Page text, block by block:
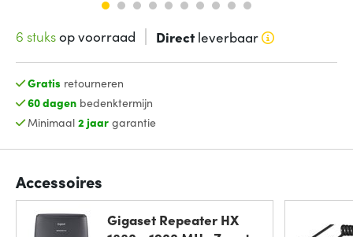
6 stuksop voorraad Directleverbaar
Gratis retourneren
60 dagenbedenktermijn
Minimaal 2 jaargarantie
Accessoires
Gigaset Repeater HX